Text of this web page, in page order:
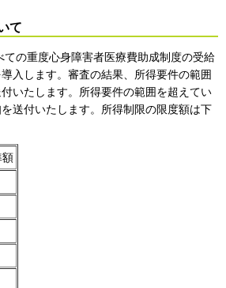
て
の重度心身障害者医療費助成制度の受給
入します。審査の結果、所得要件の範囲
いたします。所得要件の範囲を超えてい
送付いたします。所得制限の限度額は下
額